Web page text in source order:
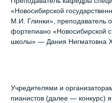
«Новосибирской
М.И. Глинки», преподаватель
фортепиано «Новосибирской
школы» — Дания Нигматовна
Учредителями и
пианистов (далее — конкурс)